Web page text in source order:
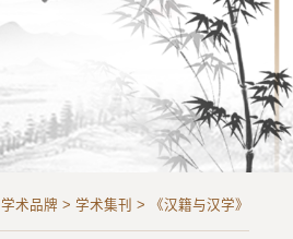
学术品牌 > 学术集刊 > 《汉籍与汉学》